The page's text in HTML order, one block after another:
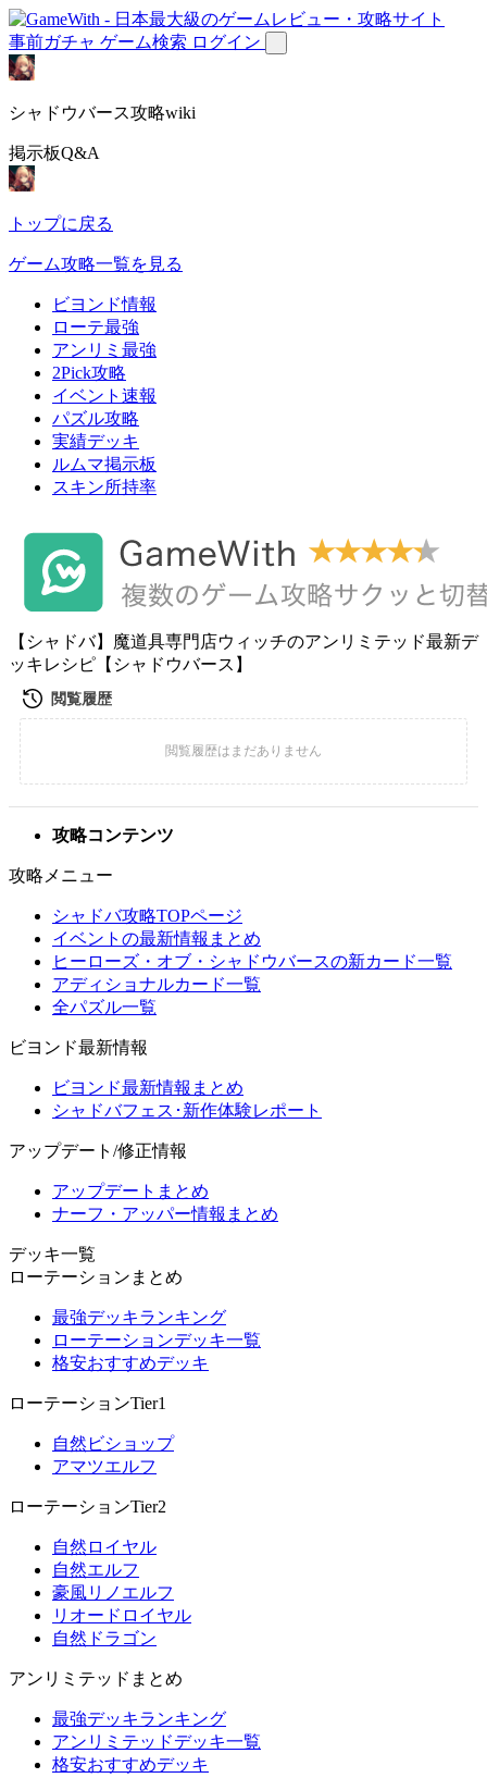
事前ガチャ ゲーム検索 ログイン
シャドウバース攻略wiki
掲示板Q&A
トップに戻る
ゲーム攻略一覧を見る
ビヨンド情報
ローテ最強
アンリミ最強
2Pick攻略
イベント速報
パズル攻略
実績デッキ
ルムマ掲示板
スキン所持率
【シャドバ】魔道具専門店ウィッチのアンリミテッド最新デ
ッキレシピ【シャドウバース】
攻略コンテンツ
攻略メニュー
シャドバ攻略TOPページ
イベントの最新情報まとめ
ヒーローズ・オブ・シャドウバースの新カード一覧
アディショナルカード一覧
全パズル一覧
ビヨンド最新情報
ビヨンド最新情報まとめ
シャドバフェス･新作体験レポート
アップデート/修正情報
アップデートまとめ
ナーフ・アッパー情報まとめ
デッキ一覧
ローテーションまとめ
最強デッキランキング
ローテーションデッキ一覧
格安おすすめデッキ
ローテーションTier1
自然ビショップ
アマツエルフ
ローテーションTier2
自然ロイヤル
自然エルフ
豪風リノエルフ
リオードロイヤル
自然ドラゴン
アンリミテッドまとめ
最強デッキランキング
アンリミテッドデッキ一覧
格安おすすめデッキ